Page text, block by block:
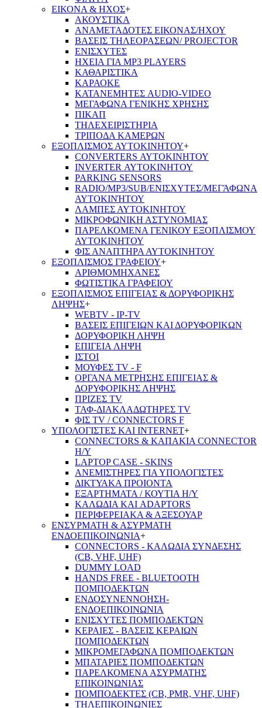
ΕΙΚΟΝΑ & ΗΧΟΣ+
ΑΚΟΥΣΤΙΚΑ
ΑΝΑΜΕΤΑΔΟΤΕΣ ΕΙΚΟΝΑΣ/ΗΧΟΥ
ΒΑΣΕΙΣ ΤΗΛΕOΡΑΣΕΩΝ/ PROJECTOR
ΕΝΙΣΧΥΤΕΣ
ΗΧΕΙΑ ΓΙΑ MP3 PLAYERS
ΚΑΘΑΡΙΣΤΙΚΑ
ΚΑΡΑΟΚΕ
ΚΑΤΑΝΕΜΗΤΕΣ AUDIO-VIDEO
ΜΕΓΑΦΩΝΑ ΓΕΝΙΚΗΣ ΧΡΗΣΗΣ
ΠΙΚΑΠ
ΤΗΛΕΧΕΙΡΙΣΤΗΡΙΑ
ΤΡΙΠΟΔΑ ΚΑΜΕΡΩΝ
ΕΞΟΠΛΙΣΜΟΣ ΑΥΤΟΚΙΝΗΤΟΥ+
CONVERTERS ΑΥΤΟΚΙΝΗΤΟΥ
INVERTER ΑΥΤΟΚΙΝΗΤΟΥ
PARKING SENSORS
RADIO/MP3/SUB/ΕΝΙΣΧΥΤΕΣ/ΜΕΓΆΦΩΝΑ
ΑΥΤΟΚΙΝΉΤΟΥ
ΛΑΜΠΕΣ ΑΥΤΟΚΙΝΗΤΟΥ
ΜΙΚΡΟΦΩΝΙΚΗ ΑΣΤΥΝΟΜΙΑΣ
ΠΑΡΕΛΚΟΜΕΝΑ ΓΕΝΙΚΟΥ ΕΞΟΠΛΙΣΜΟΥ
ΑΥΤΟΚΙΝΗΤΟΥ
ΦΙΣ ΑΝΑΠΤΗΡΑ ΑΥΤΟΚΙΝΗΤΟΥ
ΕΞΟΠΛΙΣΜΟΣ ΓΡΑΦΕΙΟΥ+
ΑΡΙΘΜΟΜΗΧΑΝΕΣ
ΦΩΤΙΣΤΙΚΑ ΓΡΑΦΕΙΟΥ
ΕΞΟΠΛΙΣΜΟΣ ΕΠΙΓΕΙΑΣ & ΔΟΡΥΦΟΡΙΚΗΣ
ΛΗΨΗΣ+
WEBTV - IP-TV
ΒΑΣΕΙΣ ΕΠΙΓΕΙΩΝ ΚΑΙ ΔΟΡΥΦΟΡΙΚΩΝ
ΔΟΡΥΦΟΡΙΚΗ ΛΗΨΗ
ΕΠΙΓΕΙA ΛΗΨΗ
ΙΣΤΟΙ
ΜΟΥΦΕΣ TV - F
ΟΡΓΑΝΑ ΜΕΤΡΗΣΗΣ ΕΠΙΓΕΙΑΣ &
ΔΟΡΥΦΟΡΙΚΗΣ ΛΗΨΗΣ
ΠΡΙΖΕΣ TV
ΤΑΦ-ΔΙΑΚΛΑΔΩΤΗΡΕΣ TV
ΦΙΣ TV / CONNECTORS F
ΥΠΟΛΟΓΙΣΤΕΣ ΚΑΙ INTERNET+
CONNECTORS & ΚΑΠΑΚΙΑ CONNECTOR
Η/Υ
LAPTOP CASE - SKINS
ΑΝΕΜΙΣΤΗΡΕΣ ΓΙΑ ΥΠΟΛΟΓΙΣΤΕΣ
ΔΙΚΤΥΑΚΑ ΠΡΟΙΟΝΤΑ
ΕΞΑΡΤΗΜΑΤΑ / ΚΟΥΤΙΑ Η/Υ
ΚΑΛΩΔΙΑ ΚΑΙ ADAPTORS
ΠΕΡΙΦΕΡΕΙΑΚΑ & ΑΞΕΣΟΥΑΡ
ΕΝΣΥΡΜΑΤΗ & ΑΣΥΡΜΑΤΗ
ΕΝΔΟΕΠΙΚΟΙΝΩΝΙΑ+
CONNECTORS - ΚΑΛΩΔΙΑ ΣΥΝΔΕΣΗΣ
(CB, VHF, UHF)
DUMMY LOAD
HANDS FREE - BLUETOOTH
ΠΟΜΠΟΔΕΚΤΩΝ
ΕΝΔΟΣΥΝΕΝΝΟΗΣΗ-
ΕΝΔΟΕΠΙΚΟΙΝΩΝΙΑ
ΕΝΙΣΧΥΤΕΣ ΠΟΜΠΟΔΕΚΤΩΝ
ΚΕΡΑΙΕΣ - ΒΑΣΕΙΣ ΚΕΡΑΙΩΝ
ΠΟΜΠΟΔΕΚΤΩΝ
ΜΙΚΡΟΜΕΓΑΦΩΝΑ ΠΟΜΠΟΔΕΚΤΩΝ
ΜΠΑΤΑΡΙΕΣ ΠΟΜΠΟΔΕΚΤΩΝ
ΠΑΡΕΛΚΟΜΕΝΑ ΑΣΥΡΜΑΤΗΣ
ΕΠΙΚΟΙΝΩΝΙΑΣ
ΠΟΜΠΟΔΕΚΤΕΣ (CB, PMR, VHF, UHF)
ΤΗΛΕΠΙΚΟΙΝΩΝΙΕΣ